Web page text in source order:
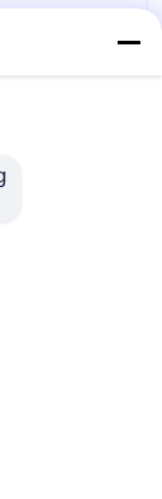
유리제 청소/
400